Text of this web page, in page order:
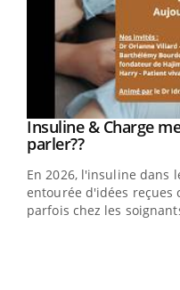
Youtube
Insuline & Charge
parler??Youtube
En 2026, l'insuline dans
entourée d'idées reçues
parfois chez les